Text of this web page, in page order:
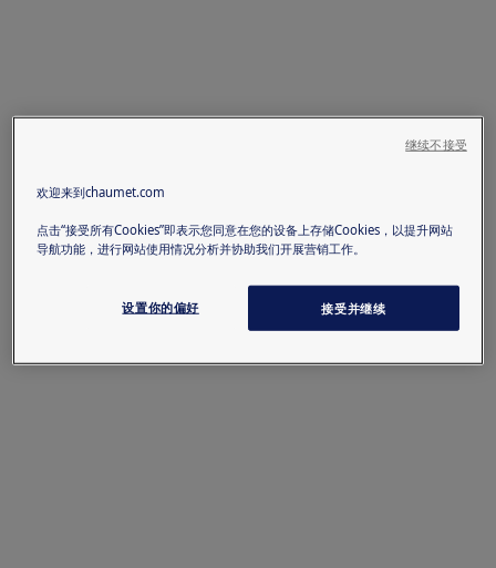
欢迎来到chaumet.com
点击“接受所有Cookies”即表示您同意在您的设备上存储Cookies，以提升网站
导航功能，进行网站使用情况分析并协助我们开展营销工作。
设置你的偏好 接受并继续
继续不接受